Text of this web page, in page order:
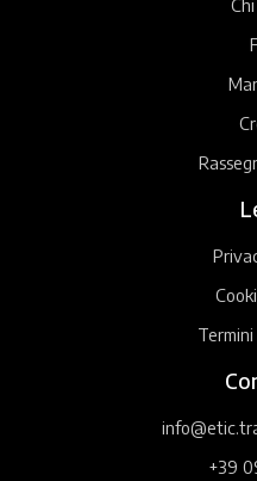
+39